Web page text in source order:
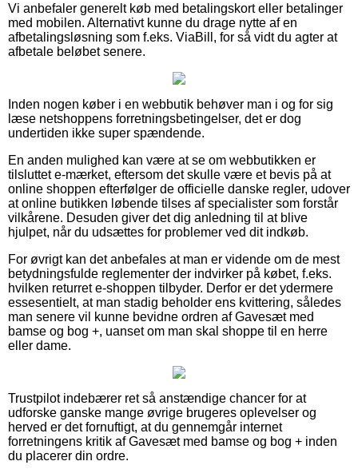
Vi anbefaler generelt køb med betalingskort eller betalinger
med mobilen. Alternativt kunne du drage nytte af en
afbetalingsløsning som f.eks. ViaBill, for så vidt du agter at
afbetale beløbet senere.
Inden nogen køber i en webbutik behøver man i og for sig
læse netshoppens forretningsbetingelser, det er dog
undertiden ikke super spændende.
En anden mulighed kan være at se om webbutikken er
tilsluttet e-mærket, eftersom det skulle være et bevis på at
online shoppen efterfølger de officielle danske regler, udover
at online butikken løbende tilses af specialister som forstår
vilkårene. Desuden giver det dig anledning til at blive
hjulpet, når du udsættes for problemer ved dit indkøb.
For øvrigt kan det anbefales at man er vidende om de mest
betydningsfulde reglementer der indvirker på købet, f.eks.
hvilken returret e-shoppen tilbyder. Derfor er det ydermere
essesentielt, at man stadig beholder ens kvittering, således
man senere vil kunne bevidne ordren af Gavesæt med
bamse og bog +, uanset om man skal shoppe til en herre
eller dame.
Trustpilot indebærer ret så anstændige chancer for at
udforske ganske mange øvrige brugeres oplevelser og
herved er det fornuftigt, at du gennemgår internet
forretningens kritik af Gavesæt med bamse og bog + inden
du placerer din ordre.